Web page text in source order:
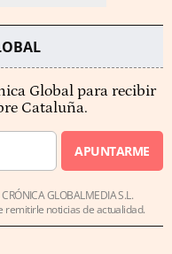
Global para recibir
Cataluña.
APUNTARME
GLOBALMEDIA S.L.
remitirle noticias de actualidad.